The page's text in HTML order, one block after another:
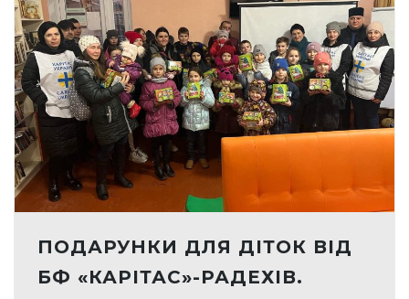
ПОДАРУНКИ ДЛЯ ДІТОК ВІД
БФ «КАРІТАС»-РАДЕХІВ.